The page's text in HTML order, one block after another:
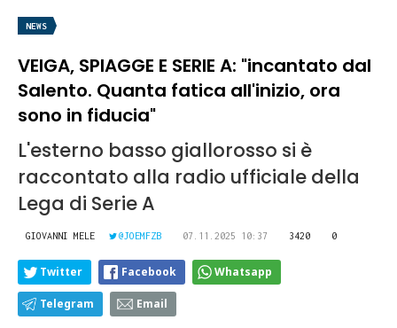
NEWS
VEIGA, SPIAGGE E SERIE A: "incantato dal
Salento. Quanta fatica all'inizio, ora
sono in fiducia"
L'esterno basso giallorosso si è
raccontato alla radio ufficiale della
Lega di Serie A
GIOVANNI MELE @JOEMFZB 07.11.2025 10:37 3420 0
Twitter Facebook Whatsapp
Telegram Email